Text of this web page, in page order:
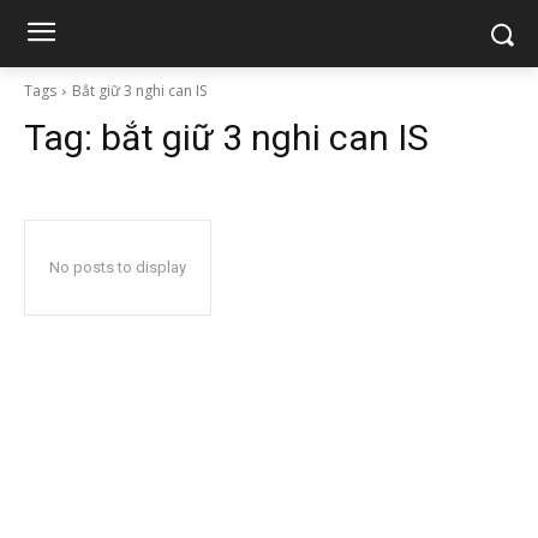
Tags Bắt giữ 3 nghi can IS
Tag: bắt giữ 3 nghi can IS
No posts to display